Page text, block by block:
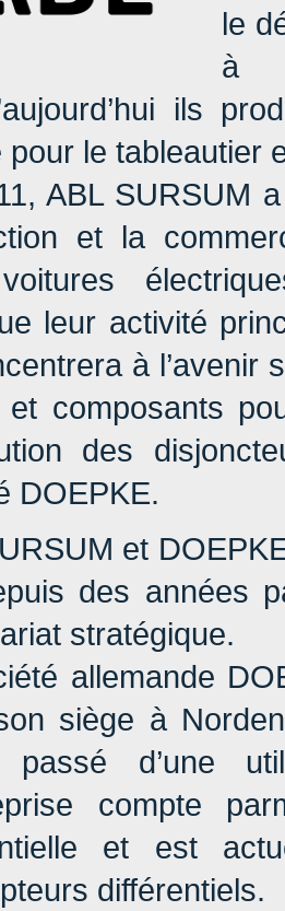
le
à
ils
pour le tableautier
ABL SURSUM
et la
leur activité
à l’avenir
et composants
des
DOEPKE.
et
des années
stratégique.
allemande
siège à
passé d’une
compte
et est
différentiels.